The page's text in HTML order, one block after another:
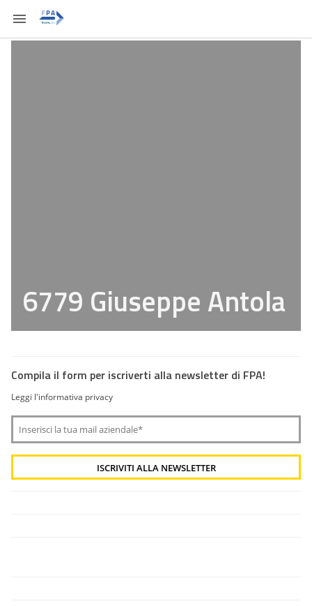
6779 Giuseppe Antola
Compila il form per iscriverti alla newsletter di FPA!
Leggi l'informativa privacy